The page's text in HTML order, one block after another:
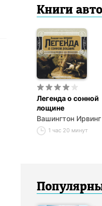
Книги
Легенда о сонной
лощине
Вашингтон Ирвинг
1 час 20 минут